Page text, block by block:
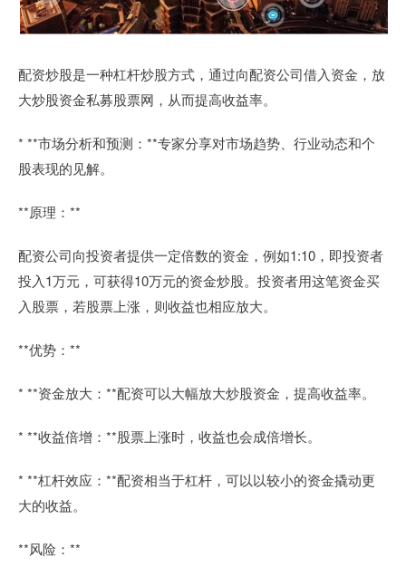
配资炒股是一种杠杆炒股方式，通过向配资公司借入资金，放
大炒股资金私募股票网，从而提高收益率。
* **市场分析和预测：**专家分享对市场趋势、行业动态和个
股表现的见解。
**原理：**
配资公司向投资者提供一定倍数的资金，例如1:10，即投资者
投入1万元，可获得10万元的资金炒股。投资者用这笔资金买
入股票，若股票上涨，则收益也相应放大。
**优势：**
* **资金放大：**配资可以大幅放大炒股资金，提高收益率。
* **收益倍增：**股票上涨时，收益也会成倍增长。
* **杠杆效应：**配资相当于杠杆，可以以较小的资金撬动更
大的收益。
**风险：**